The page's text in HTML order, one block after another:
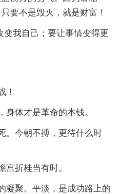
要不是毁灭，就是财富！
我自己；要让事情变得更
！
体才是革命的本钱。
今朝不搏，更待什么时
折桂当有时。
聚。平淡，是成功路上的